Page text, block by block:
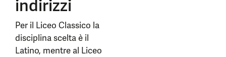
indirizzi
Per il Liceo Classico la
disciplina scelta è il
Latino, mentre al Liceo